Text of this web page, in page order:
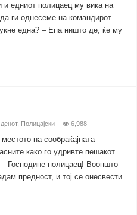
и едниот полицаец му вика на
ги однесеме на командирот. –
една? – Епа ништо де, ќе му
, Полицајски 6,988
на сообраќајната
како го удривте пешакот
Господине полицаец! Воопшто
предност, и тој се онесвести